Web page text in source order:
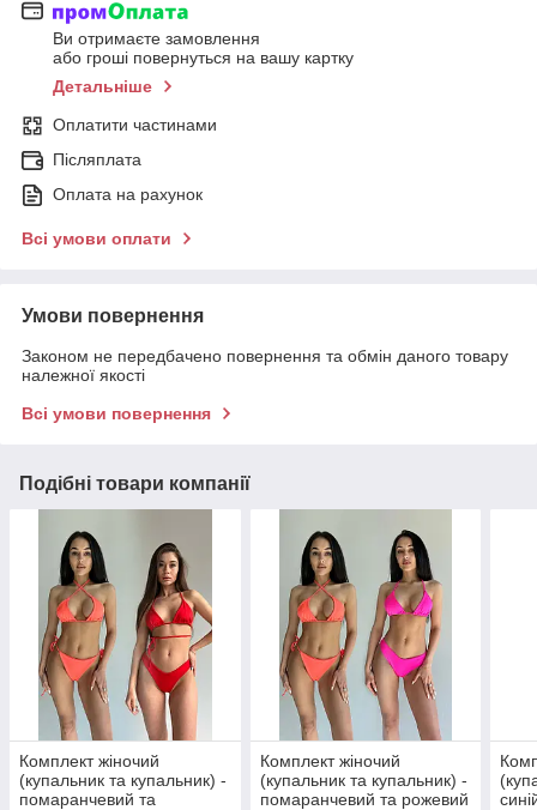
Ви отримаєте замовлення
або гроші повернуться на вашу картку
Детальніше
Оплатити частинами
Післяплата
Оплата на рахунок
Всі умови оплати
Умови повернення
Законом не передбачено повернення та обмін даного товару
належної якості
Всі умови повернення
Подібні товари компанії
Комплект жіночий
(купальник та купальник) -
помаранчевий та
Комплект жіночий
(купальник та купальник) -
помаранчевий та рожевий